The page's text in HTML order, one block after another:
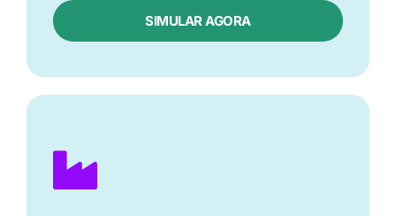
SIMULAR AGORA